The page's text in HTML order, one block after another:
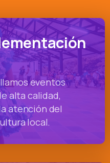
eventos
alta calidad,
atención del
local.